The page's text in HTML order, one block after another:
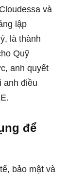
và
lập
là thành
Quỹ
anh quyết
anh điều
để
bảo mật và